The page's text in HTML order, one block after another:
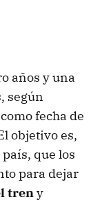
años y una
según
fecha de
objetivo es,
que los
para dejar
treny